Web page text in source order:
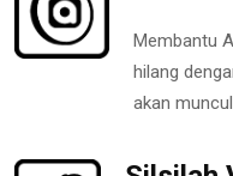
Membantu
hilang
akan